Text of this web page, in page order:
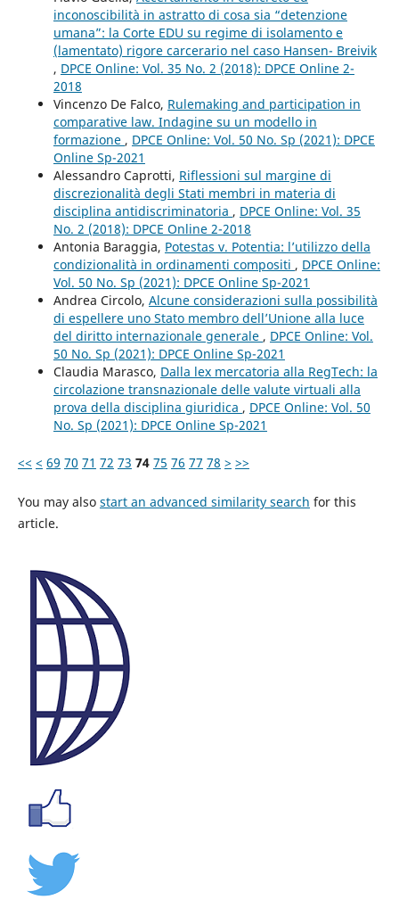
inconoscibilità in astratto di cosa sia “detenzione
umana”: la Corte EDU su regime di isolamento e
(lamentato) rigore carcerario nel caso Hansen- Breivik
, DPCE Online: Vol. 35 No. 2 (2018): DPCE Online 2-
2018
Vincenzo De Falco, Rulemaking and participation in
comparative law. Indagine su un modello in
formazione , DPCE Online: Vol. 50 No. Sp (2021): DPCE
Online Sp-2021
Alessandro Caprotti, Riflessioni sul margine di
discrezionalità degli Stati membri in materia di
disciplina antidiscriminatoria , DPCE Online: Vol. 35
No. 2 (2018): DPCE Online 2-2018
Antonia Baraggia, Potestas v. Potentia: l’utilizzo della
condizionalità in ordinamenti compositi , DPCE Online:
Vol. 50 No. Sp (2021): DPCE Online Sp-2021
Andrea Circolo, Alcune considerazioni sulla possibilità
di espellere uno Stato membro dell’Unione alla luce
del diritto internazionale generale , DPCE Online: Vol.
50 No. Sp (2021): DPCE Online Sp-2021
Claudia Marasco, Dalla lex mercatoria alla RegTech: la
circolazione transnazionale delle valute virtuali alla
prova della disciplina giuridica , DPCE Online: Vol. 50
No. Sp (2021): DPCE Online Sp-2021
<< < 69 70 71 72 73 74 75 76 77 78 > >>
You may also start an advanced similarity search for this
article.